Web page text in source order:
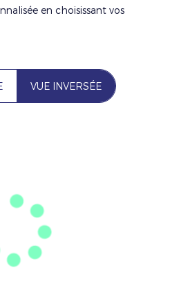
en choisissant vos
VUE INVERSÉE